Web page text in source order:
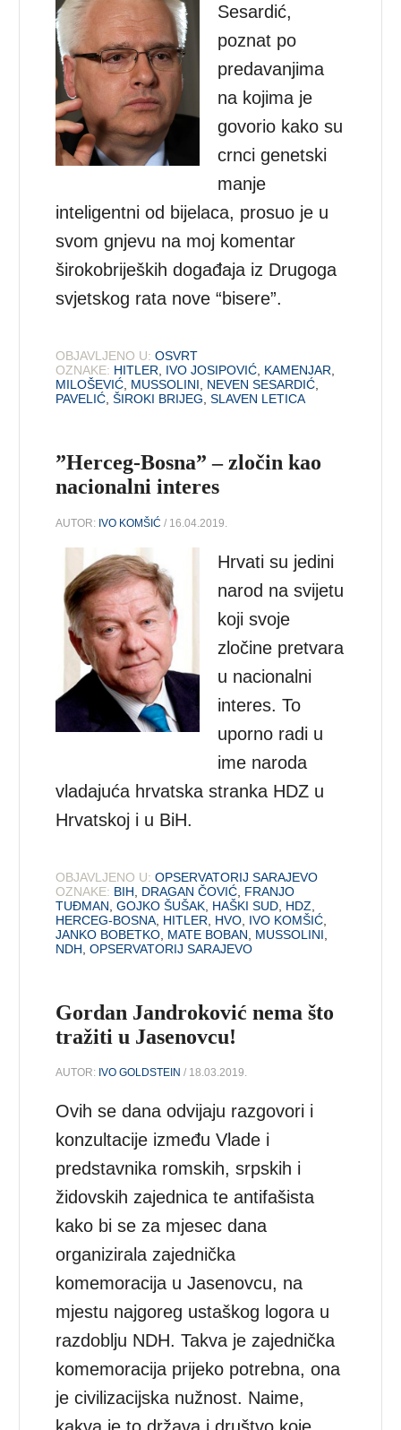
Sesardić,
poznat po
predavanjima
na kojima je
govorio kako su
crnci genetski
manje
inteligentni od bijelaca, prosuo je u
svom gnjevu na moj komentar
širokobrijeških događaja iz Drugoga
svjetskog rata nove “bisere”.
OBJAVLJENO U: OSVRT
OZNAKE: HITLER IVO JOSIPOVIĆ KAMENJAR
MILOŠEVIĆ MUSSOLINI NEVEN SESARDIĆ
PAVELIĆ ,ŠIROKI BRIJEG ,SLAVEN LETICA
”Herceg-Bosna” – zločin kao
nacionalni interes
AUTOR: IVO KOMŠIĆ / 16.04.2019.
Hrvati su jedini
narod na svijetu
koji svoje
zločine pretvara
u nacionalni
interes. To
uporno radi u
ime naroda
vladajuća hrvatska stranka HDZ u
Hrvatskoj i u BiH.
OBJAVLJENO U: OPSERVATORIJ SARAJEVO
OZNAKE: BIH DRAGAN ČOVIĆ FRANJO
TUĐMAN ,GOJKO ŠUŠAK HAŠKI SUD HDZ
HERCEG-BOSNA HITLER HVO IVO KOMŠIĆ
JANKO BOBETKO MATE BOBAN MUSSOLINI
NDH ,OPSERVATORIJ SARAJEVO
Gordan Jandroković nema što
tražiti u Jasenovcu!
AUTOR: IVO GOLDSTEIN / 18.03.2019.
Ovih se dana odvijaju razgovori i
konzultacije između Vlade i
predstavnika romskih, srpskih i
židovskih zajednica te antifašista
kako bi se za mjesec dana
organizirala zajednička
komemoracija u Jasenovcu, na
mjestu najgoreg ustaškog logora u
razdoblju NDH. Takva je zajednička
komemoracija prijeko potrebna, ona
je civilizacijska nužnost. Naime,